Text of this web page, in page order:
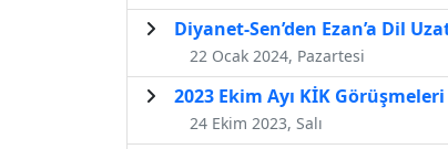
Diyanet-Sen’den Ezan’a Dil
22 Ocak 2024, Pazartesi
2023 Ekim Ayı KİK Görüşmeleri
24 Ekim 2023, Salı